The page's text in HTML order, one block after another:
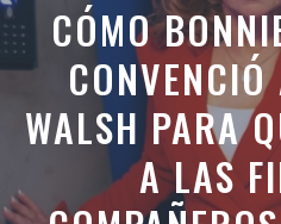
CÓMO
WALSH PARA
A LAS